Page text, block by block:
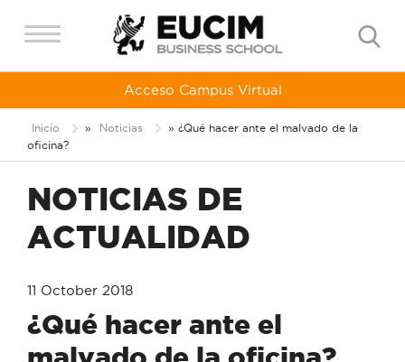
Acceso Campus Virtual
Inicio » Noticias » ¿Qué hacer ante el malvado de la
oficina?
NOTICIAS DE
ACTUALIDAD
11 October 2018
¿Qué hacer ante el